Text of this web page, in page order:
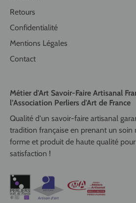
Retours
Confidentialité
Mentions Légales
Contact
Métier d'Art Savoir-Faire Artisanal
l’Association Perliers d'Art de France
Qualité d'un savoir-faire artisanal
tradition française en prenant un soin
forme et produit de haute qualité
satisfaction !